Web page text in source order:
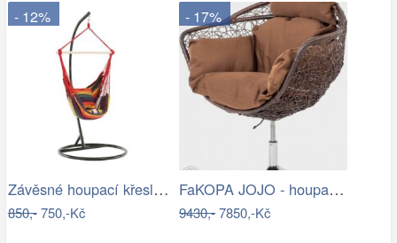
- 12%
Závěsné houpací křeslo Nikes Red
850,-750,-Kč
- 17%
FaKOPA JOJO - houpací křeslo z ratanu…
9430,-7850,-Kč